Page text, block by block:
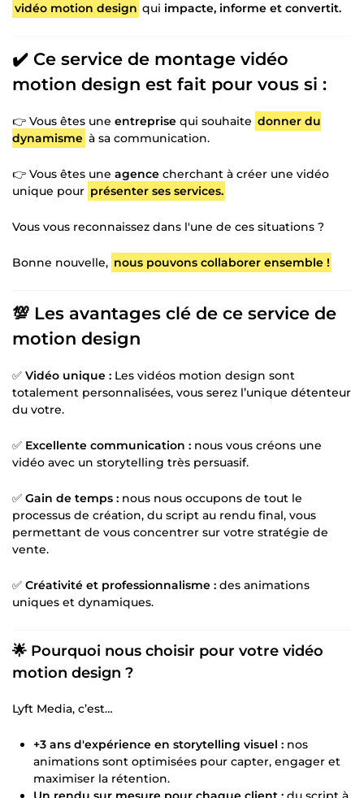
vidéo motion design qui impacte, informe et convertit.
✔️ Ce service de montage vidéo
motion design est fait pour vous si :
👉 Vous êtes une entreprise qui souhaite donner du
dynamisme à sa communication.
👉 Vous êtes une agence cherchant à créer une vidéo
unique pour présenter ses services.
Vous vous reconnaissez dans l'une de ces situations ?
Bonne nouvelle, nous pouvons collaborer ensemble !
💯 Les avantages clé de ce service de
motion design
✅ Vidéo unique : Les vidéos motion design sont
totalement personnalisées, vous serez l’unique détenteur
du votre.
✅ Excellente communication : nous vous créons une
vidéo avec un storytelling très persuasif.
✅ Gain de temps : nous nous occupons de tout le
processus de création, du script au rendu final, vous
permettant de vous concentrer sur votre stratégie de
vente.
✅ Créativité et professionnalisme : des animations
uniques et dynamiques.
🌟 Pourquoi nous choisir pour votre vidéo
motion design ?
Lyft Media, c’est…
+3 ans d'expérience en storytelling visuel : nos
animations sont optimisées pour capter, engager et
maximiser la rétention.